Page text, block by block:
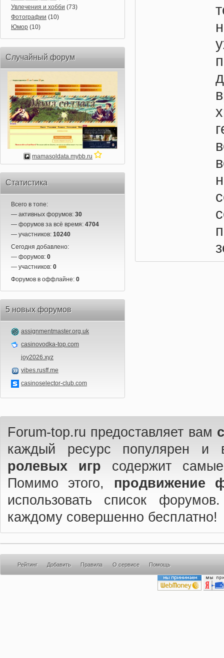
Увлечения и хобби (73)
Фотографии (10)
Юмор (10)
Случайный форум
mamasoldata.mybb.ru
Статистика
Всего в топе:
— активных форумов: 30
— форумов за всё время: 4704
— участников: 10240
Сегодня добавлено:
— форумов: 0
— участников: 0
Форумов в оффлайне: 0
5 новых форумов
assignmentmaster.org.uk
casinovodka-top.com
joy2026.xyz
vibes.rusff.me
casinoselector-club.com
Forum-top.ru предоставляет вам
каждый ресурс популярен
ролевых игр содержит
Помимо этого, продвижение
использовать список
каждому совершенно бесплатно!
Рейтинг Добавить Правила О сервисе Помощь